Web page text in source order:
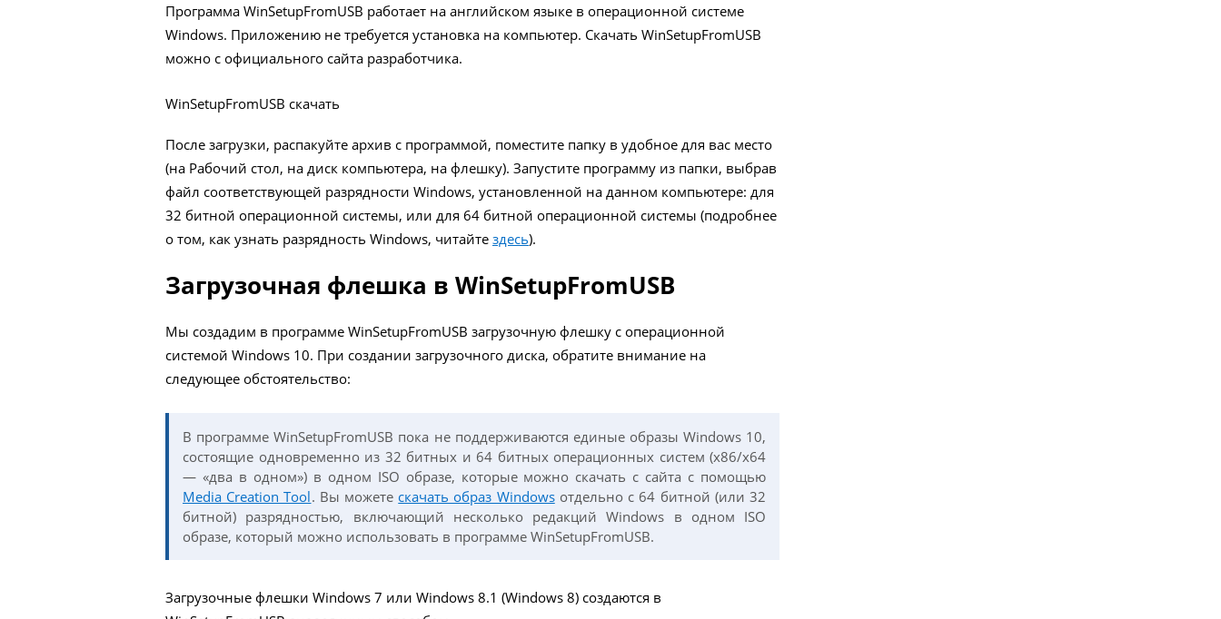
Программа WinSetupFromUSB работает на английском языке в операционной системе
Windows. Приложению не требуется установка на компьютер. Скачать WinSetupFromUSB
можно с официального сайта разработчика.
WinSetupFromUSB скачать
После загрузки, распакуйте архив с программой, поместите папку в удобное для вас место
(на Рабочий стол, на диск компьютера, на флешку). Запустите программу из папки, выбрав
файл соответствующей разрядности Windows, установленной на данном компьютере: для
32 битной операционной системы, или для 64 битной операционной системы (подробнее
о том, как узнать разрядность Windows, читайте здесь).
Загрузочная флешка в WinSetupFromUSB
Мы создадим в программе WinSetupFromUSB загрузочную флешку с операционной
системой Windows 10. При создании загрузочного диска, обратите внимание на
следующее обстоятельство:
В программе WinSetupFromUSB пока не поддерживаются единые образы Windows 10,
состоящие одновременно из 32 битных и 64 битных операционных систем (x86/x64
— «два в одном») в одном ISO образе, которые можно скачать с сайта с помощью
Media Creation Tool. Вы можете скачать образ Windowsотдельно с 64 битной (или 32
битной) разрядностью, включающий несколько редакций Windows в одном ISO
образе, который можно использовать в программе WinSetupFromUSB.
Загрузочные флешки Windows 7 или Windows 8.1 (Windows 8) создаются в